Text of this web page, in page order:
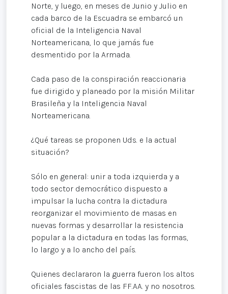
Norte, y luego, en meses de Junio y Julio en
cada barco de la Escuadra se embarcó un
oficial de la Inteligencia Naval
Norteamericana, lo que jamás fue
desmentido por la Armada.
Cada paso de la conspiración reaccionaria
fue dirigido y planeado por la misión Militar
Brasileña y la Inteligencia Naval
Norteamericana.
¿Qué tareas se proponen Uds. e la actual
situación?
Sólo en general: unir a toda izquierda y a
todo sector democrático dispuesto a
impulsar la lucha contra la dictadura
reorganizar el movimiento de masas en
nuevas formas y desarrollar la resistencia
popular a la dictadura en todas las formas,
lo largo y a lo ancho del país.
Quienes declararon la guerra fueron los altos
oficiales fascistas de las FF.AA. y no nosotros.